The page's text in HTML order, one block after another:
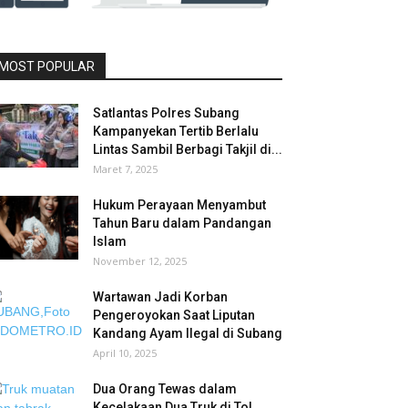
POPULAR
Satlantas Polres Subang
Kampanyekan Tertib Berlalu
Lintas Sambil Berbagi Takjil di...
Maret 7, 2025
Hukum Perayaan Menyambut
Tahun Baru dalam Pandangan
Islam
November 12, 2025
Wartawan Jadi Korban
Pengeroyokan Saat Liputan
Kandang Ayam Ilegal di Subang
April 10, 2025
Dua Orang Tewas dalam